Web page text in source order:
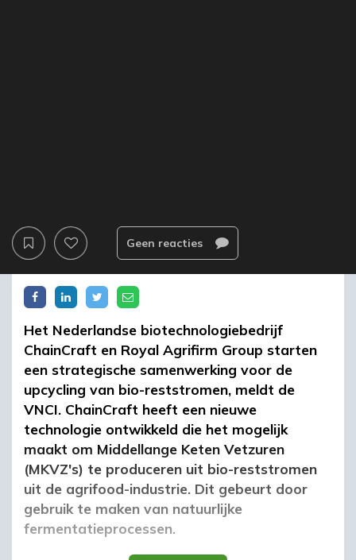
Geen reacties
Het Nederlandse biotechnologiebedrijf
ChainCraft en Royal Agrifirm Group starten
een strategische samenwerking voor de
upcycling van bio-reststromen, meldt de
VNCI. ChainCraft heeft een nieuwe
technologie ontwikkeld die het mogelijk
maakt om Middellange Keten Vetzuren
(MKVZ's) te produceren uit bio-reststromen
uit de agrifood-industrie. Dit gebeurt door
gebruik te maken van natuurlijke
fermentatieprocessen.